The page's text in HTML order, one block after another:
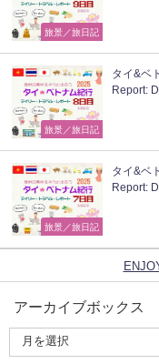
旅景／旅日記
旅景／旅日記
タイ&ベ
Report:
旅景／旅日記
タイ&ベ
Report:
アーカイブボックス